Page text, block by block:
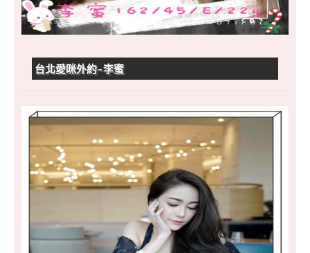
台北愛咪外約-李蜜